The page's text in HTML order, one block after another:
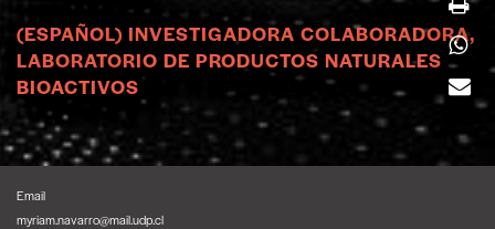
(ESPAÑOL) INVESTIGADORA COLABORADORA,
LABORATORIO DE PRODUCTOS NATURALES
BIOACTIVOS
Email
myriam.navarro@mail.udp.cl